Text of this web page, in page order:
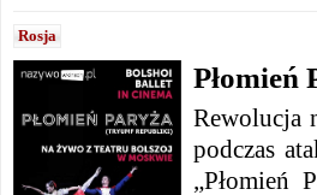
Rosja
Płomień
Rewolucja
podczas
„Płomień